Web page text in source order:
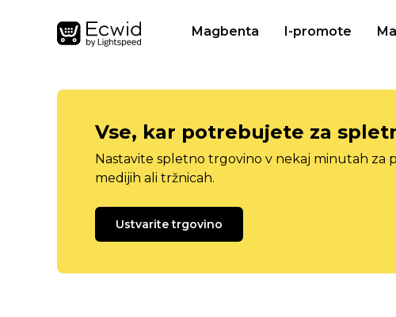
Magbenta I-promote
Vse, kar potrebujete za
Nastavite spletno trgovino v nekaj minutah za
medijih ali tržnicah.
Ustvarite trgovino